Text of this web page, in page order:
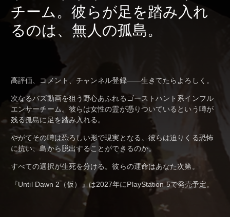
チーム。彼らが足を踏み入れ
るのは、無人の孤島。
高評価、コメント、チャンネル登録――生きてたらよろしく。
次なるバズ動画を狙う野心あふれるゴーストハント系インフル
エンサーチーム。彼らは女性の霊が憑りついているという噂が
残る孤島に足を踏み入れる。
やがてその噂は恐ろしい形で現実となる。彼らは迫りくる恐怖
に抗い、島から脱出することができるのか。
すべての選択が生死を分ける。彼らの運命はあなた次第。
『Until Dawn 2（仮）』は2027年にPlayStation 5で発売予定。